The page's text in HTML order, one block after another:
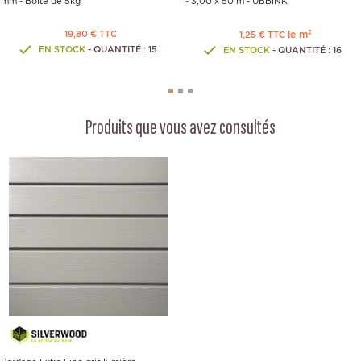
19,80 € TTC
EN STOCK - QUANTITÉ : 15
1,25 € TTC le m²
EN STOCK - QUANTITÉ : 16
Produits que vous avez consultés